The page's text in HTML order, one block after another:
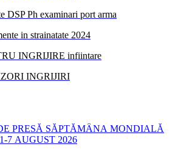
DSP Ph examinari port arma
in strainatate 2024
INGRIJIRE infiintare
INGRIJIRI
PRESĂ SĂPTĂMÂNA MONDIALĂ
7 AUGUST 2026